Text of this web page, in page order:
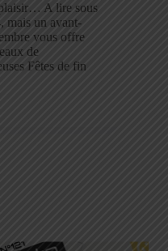
plaisir… A lire sous
mais un avant-
vous offre
de
Fêtes de fin